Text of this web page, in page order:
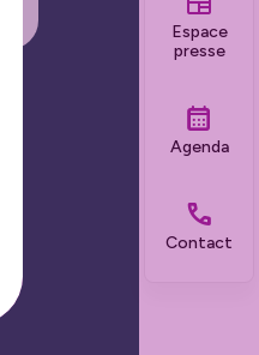
Espace
presse
Agenda
Contact